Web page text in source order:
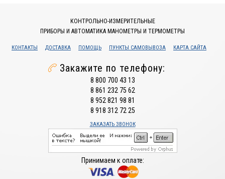
КОНТРОЛЬНО-ИЗМЕРИТЕЛЬНЫЕ
ПРИБОРЫ И АВТОМАТИКА МАНОМЕТРЫ И ТЕРМОМЕТРЫ
КОНТАКТЫ ДОСТАВКА ПОМОЩЬ ПУНКТЫ САМОВЫВОЗА КАРТА САЙТА
Закажите по телефону:
8 800 700 43 13
8 861 232 75 62
8 952 821 98 81
8 918 312 72 25
ЗАКАЗАТЬ ЗВОНОК
Принимаем к оплате: